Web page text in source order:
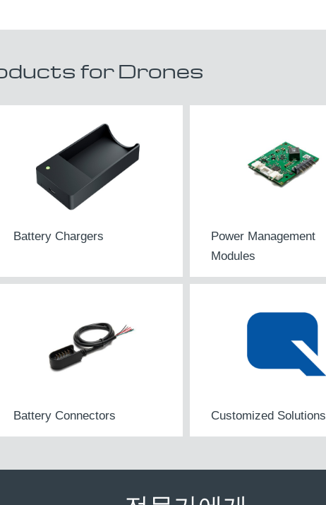
for Drones
Battery Chargers
Power Management
Modules
Battery Connectors Customized Solutions